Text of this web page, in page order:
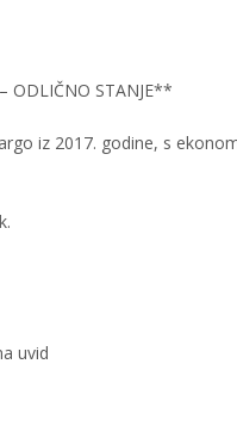
ODLIČNO STANJE**
iz 2017. godine, s
uvid